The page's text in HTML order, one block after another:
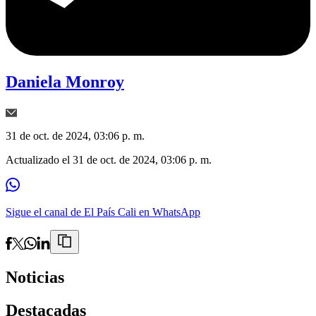
Daniela Monroy
31 de oct. de 2024, 03:06 p. m.
Actualizado el 31 de oct. de 2024, 03:06 p. m.
Sigue el canal de El País Cali en WhatsApp
Noticias
Destacadas